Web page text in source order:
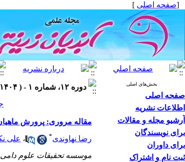
[صفحه اصلی ]
بخش‌های اصلی
صفحه اصلی
اطلاعات نشریه
آرشیو مجله و مقالات
برای نویسندگان
برای داوران
ثبت نام و اشتراک
دوره ۱۲، شماره ۱ - ( ۱۴۰۴ )
جلد
مقاله مروری:‌ پرورش
رضا نهاوندی* ، علی
موسسه تحقیقات علوم دامی